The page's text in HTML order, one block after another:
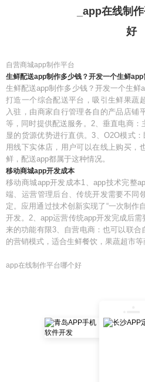
_app在线制
好
自营商城app制作平台
生鲜配送app制作多少钱？开发一个生鲜app
生鲜配送app制作多少钱？开发一个生鲜
打造一个综合配送平台，吸引生鲜果蔬
入驻，由商家自行管理各自的产品店铺
等，同时提供配送服务。2、垂直电商：
显的货源优势进行直供。3、O2O模式
用线下实体店，用户可以在线上购买，
鲜，配送app都属于这种情况。
移动商城app开发成本
移动商城app开发成本1、app技术完整
端、运营管理后台、传统开发需要不同
定。应用通过技术创新实现了“一次制作
开发。2、app运营传统app开发完成后
来的功能有限3、自营电商：也可以联
的营销模式，适合生鲜餐饮，果蔬超市等
app在线制作平台哪个好